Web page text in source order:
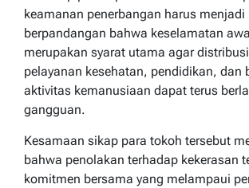
keamanan penerbangan harus
berpandangan bahwa keselamatan
merupakan syarat utama agar
pelayanan kesehatan, pendidikan, dan
aktivitas kemanusiaan dapat terus
gangguan.
Kesamaan sikap para tokoh tersebut
bahwa penolakan terhadap kekerasan
komitmen bersama yang melampaui